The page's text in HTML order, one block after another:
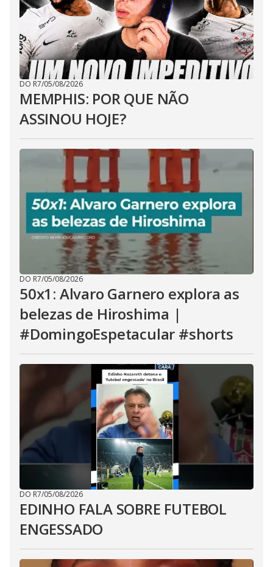
DO R7/05/08/2026
MEMPHIS: POR QUE NÃO
ASSINOU HOJE?
DO R7/05/08/2026
50x1: Alvaro Garnero explora as
belezas de Hiroshima |
#DomingoEspetacular #shorts
DO R7/05/08/2026
EDINHO FALA SOBRE FUTEBOL
ENGESSADO